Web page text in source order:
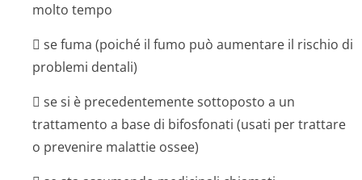
molto tempo
 se fuma (poiché il fumo può aumentare il rischio di
problemi dentali)
 se si è precedentemente sottoposto a un
trattamento a base di bifosfonati (usati per trattare
o prevenire malattie ossee)